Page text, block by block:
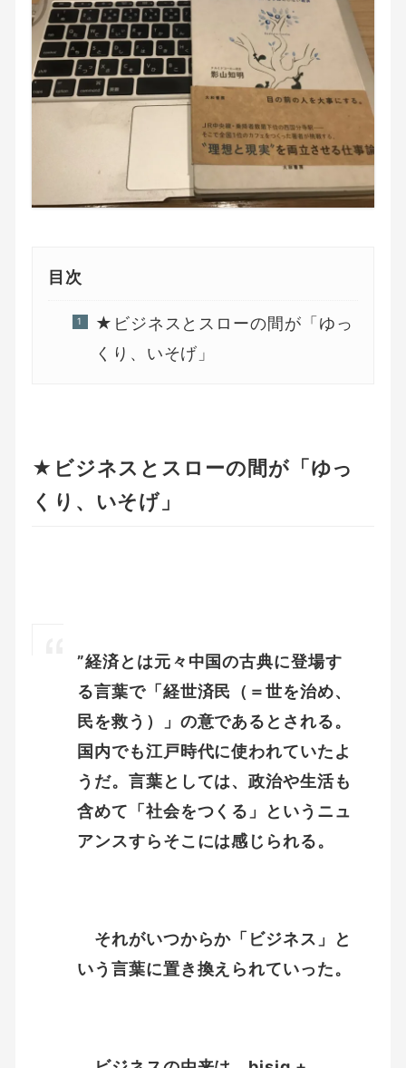
目次
★ビジネスとスローの間が「ゆっ
くり、いそげ」
★ビジネスとスローの間が「ゆっ
くり、いそげ」
”経済とは元々中国の古典に登場す
る言葉で「経世済民（＝世を治め、
民を救う）」の意であるとされる。
国内でも江戸時代に使われていたよ
うだ。言葉としては、政治や生活も
含めて「社会をつくる」というニュ
アンスすらそこには感じられる。
それがいつからか「ビジネス」と
いう言葉に置き換えられていった。